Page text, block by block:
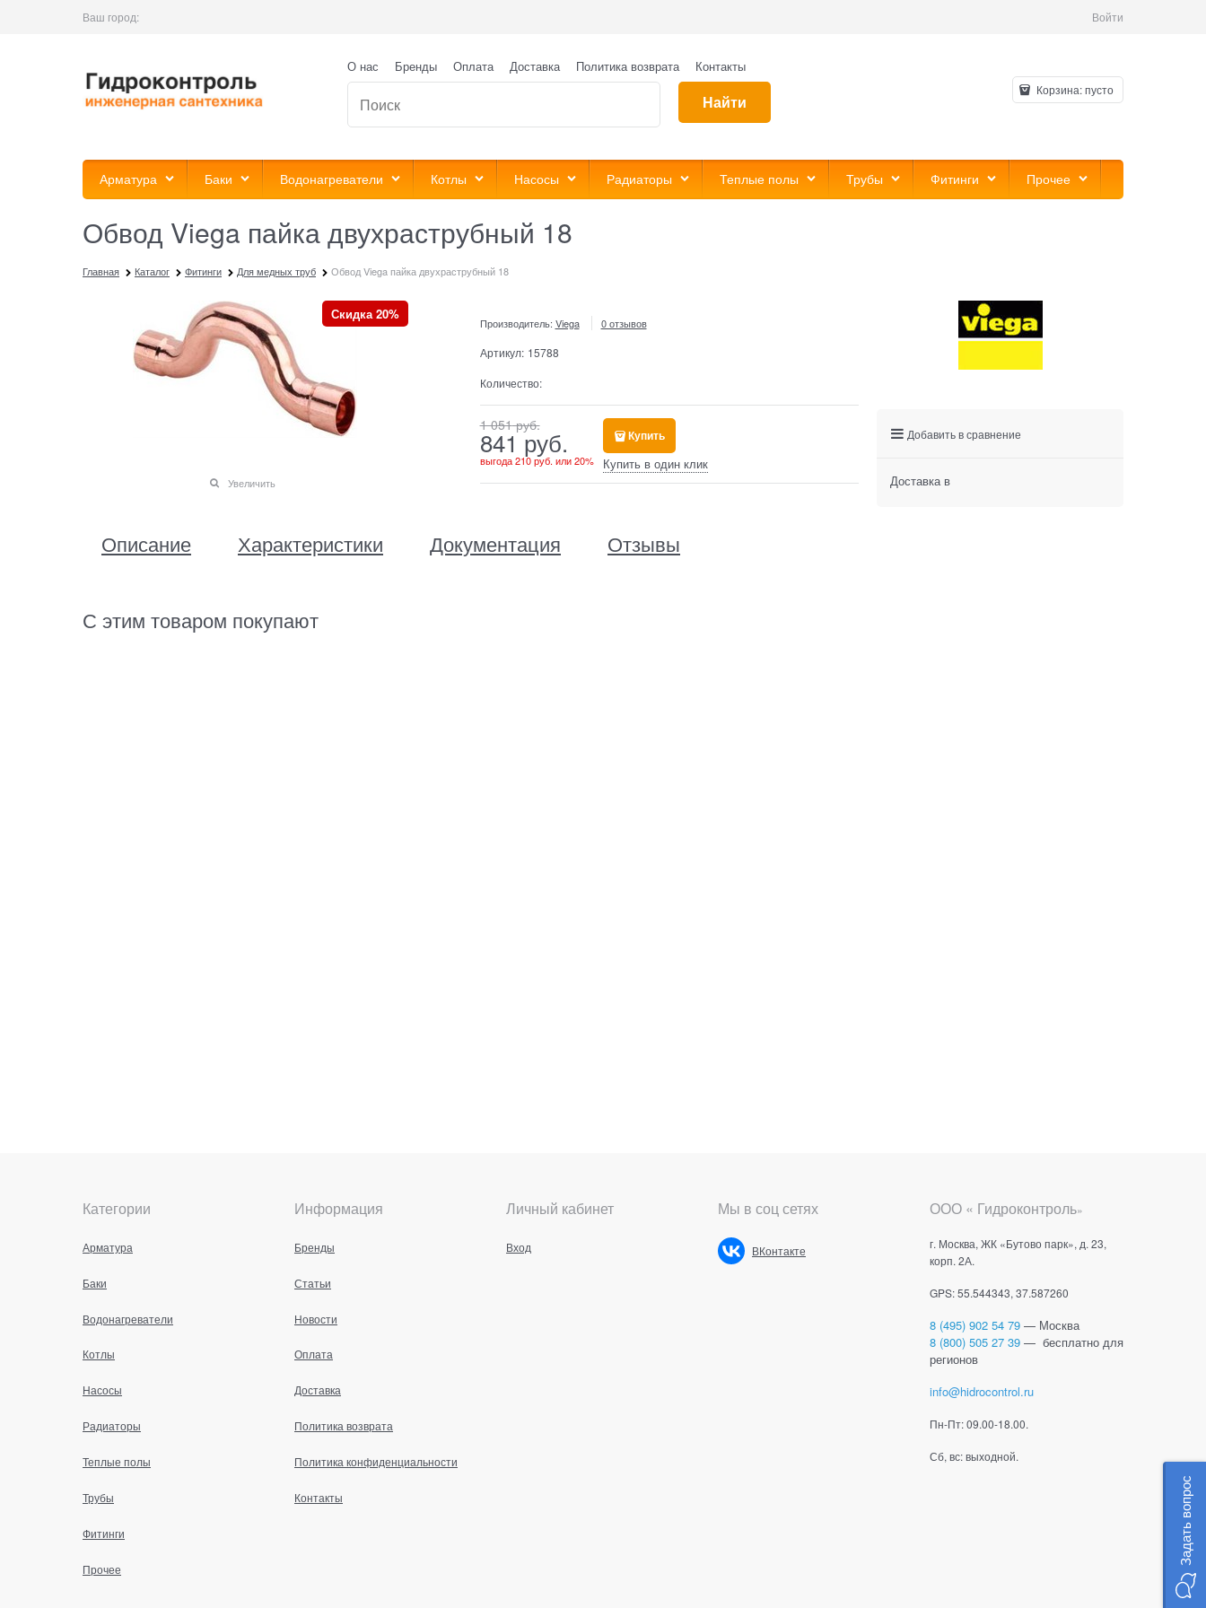
Ваш город: Войти
О нас Бренды Оплата Доставка Политика возврата Контакты
Найти
Корзина:пусто
Арматура Баки Водонагреватели Котлы Насосы Радиаторы Теплые полы Трубы Фитинги Прочее
Обвод Viega пайка двухраструбный 18
Главная Каталог Фитинги Для медных труб Обвод Viega пайка двухраструбный 18
Скидка 20%
Увеличить
Производитель: Viega 0 отзывов
Артикул: 15788
Количество:
1 051 руб.
841 руб.
выгода210 руб. или20%
Купить
Купить в один клик
Описание Характеристики Документация Отзывы
С этим товаром покупают
Добавить в сравнение
Доставка в
Категории
Арматура
Баки
Водонагреватели
Котлы
Насосы
Радиаторы
Теплые полы
Трубы
Фитинги
Прочее
Информация
Бренды
Статьи
Новости
Оплата
Доставка
Политика возврата
Политика конфиденциальности
Контакты
Личный кабинет
Вход
Мы в соц сетях
ВКонтакте
ООО « Гидроконтроль»
г. Москва, ЖК «Бутово парк», д. 23,
корп. 2А.
GPS: 55.544343, 37.587260
8 (495) 902 54 79 — Москва
8 (800) 505 27 39 — бесплатно для
регионов
info@hidrocontrol.ru
Пн-Пт: 09.00-18.00.
Сб, вс: выходной.
Задать вопрос